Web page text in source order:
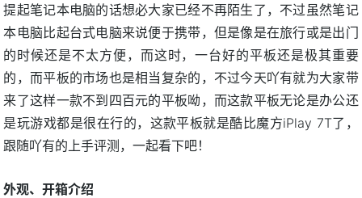
提起笔记本电脑的话想必大家已经不再陌生了，不过虽然笔记
本电脑比起台式电脑来说便于携带，但是像是在旅行或是出门
的时候还是不太方便，而这时，一台好的平板还是极其重要
的，而平板的市场也是相当复杂的，不过今天吖有就为大家带
来了这样一款不到四百元的平板呦，而这款平板无论是办公还
是玩游戏都是很在行的，这款平板就是酷比魔方iPlay 7T了，
跟随吖有的上手评测，一起看下吧！
外观、开箱介绍